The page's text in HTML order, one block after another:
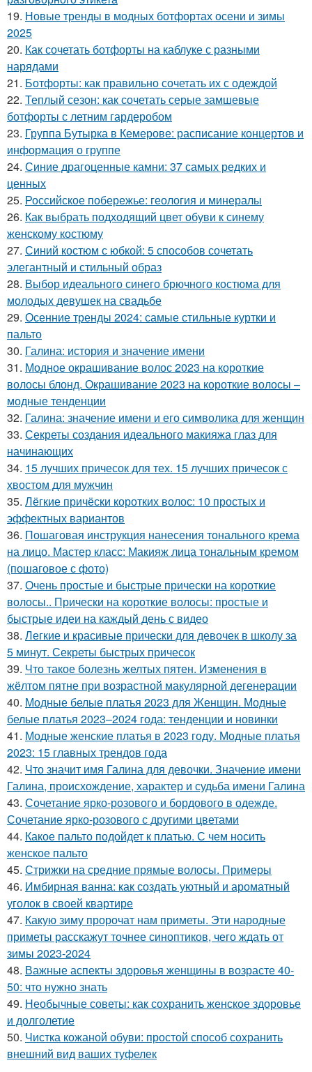
19. Новые тренды в модных ботфортах осени и зимы
2025
20. Как сочетать ботфорты на каблуке с разными
нарядами
21. Ботфорты: как правильно сочетать их с одеждой
22. Теплый сезон: как сочетать серые замшевые
ботфорты с летним гардеробом
23. Группа Бутырка в Кемерове: расписание концертов и
информация о группе
24. Синие драгоценные камни: 37 самых редких и
ценных
25. Российское побережье: геология и минералы
26. Как выбрать подходящий цвет обуви к синему
женскому костюму
27. Синий костюм с юбкой: 5 способов сочетать
элегантный и стильный образ
28. Выбор идеального синего брючного костюма для
молодых девушек на свадьбе
29. Осенние тренды 2024: самые стильные куртки и
пальто
30. Галина: история и значение имени
31. Модное окрашивание волос 2023 на короткие
волосы блонд. Окрашивание 2023 на короткие волосы –
модные тенденции
32. Галина: значение имени и его символика для женщин
33. Секреты создания идеального макияжа глаз для
начинающих
34. 15 лучших причесок для тех. 15 лучших причесок с
хвостом для мужчин
35. Лёгкие причёски коротких волос: 10 простых и
эффектных вариантов
36. Пошаговая инструкция нанесения тонального крема
на лицо. Мастер класс: Макияж лица тональным кремом
(пошаговое с фото)
37. Очень простые и быстрые прически на короткие
волосы.. Прически на короткие волосы: простые и
быстрые идеи на каждый день с видео
38. Легкие и красивые прически для девочек в школу за
5 минут. Секреты быстрых причесок
39. Что такое болезнь желтых пятен. Изменения в
жёлтом пятне при возрастной макулярной дегенерации
40. Модные белые платья 2023 для Женщин. Модные
белые платья 2023–2024 года: тенденции и новинки
41. Модные женские платья в 2023 году. Модные платья
2023: 15 главных трендов года
42. Что значит имя Галина для девочки. Значение имени
Галина, происхождение, характер и судьба имени Галина
43. Сочетание ярко-розового и бордового в одежде.
Сочетание ярко-розового с другими цветами
44. Какое пальто подойдет к платью. С чем носить
женское пальто
45. Стрижки на средние прямые волосы. Примеры
46. Имбирная ванна: как создать уютный и ароматный
уголок в своей квартире
47. Какую зиму пророчат нам приметы. Эти народные
приметы расскажут точнее синоптиков, чего ждать от
зимы 2023-2024
48. Важные аспекты здоровья женщины в возрасте 40-
50: что нужно знать
49. Необычные советы: как сохранить женское здоровье
и долголетие
50. Чистка кожаной обуви: простой способ сохранить
внешний вид ваших туфелек